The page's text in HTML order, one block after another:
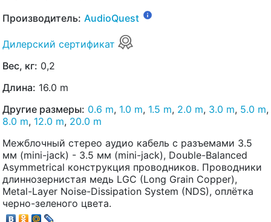
Производитель: AudioQuest
Дилерский сертификат
Вес, кг: 0,2
Длина: 16.0 m
Другие размеры: 0.6 m, 1.0 m, 1.5 m, 2.0 m, 3.0 m, 5.0 m,
8.0 m, 12.0 m, 20.0 m
Межблочный стерео аудио кабель с разъемами 3.5
мм (mini-jack) - 3.5 мм (mini-jack), Double-Balanced
Asymmetrical конструкция проводников. Проводники
длиннозернистая медь LGC (Long Grain Copper),
Metal-Layer Noise-Dissipation System (NDS), оплётка
черно-зеленого цвета.